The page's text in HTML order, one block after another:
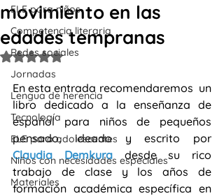
ELE para niños
Competencia literaria
Redes sociales
Jornadas
Lengua de herencia
Tecnología
ELE para adolescentes
Niños con necesidades especiales
Materiales
movimiento en las
edades tempranas
Obtuvo NaN de 5 estrellas.
En esta entrada recomendaremos  un
libro dedicado a la enseñanza de
español para niños de pequeños
Claudia Demkura desde su rico
trabajo de clase y los años de
formación académica específica en